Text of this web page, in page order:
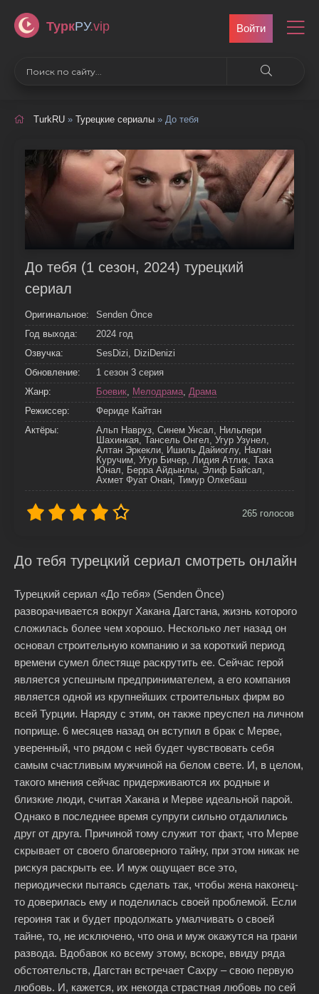
ТуркРУ.vip Войти
TurkRU » Турецкие сериалы » До тебя
До тебя (1 сезон, 2024) турецкий
сериал
Оригинальное:
Senden Önce
Год выхода:
2024 год
Озвучка:
SesDizi, DiziDenizi
Обновление:
1 сезон 3 серия
Жанр:
Боевик, Мелодрама, Драма
Режиссер:
Фериде Кайтан
Актёры:
Альп Навруз, Синем Унсал, Нильпери
Шахинкая, Тансель Онгел, Угур Узунел,
Алтан Эркекли, Ишиль Дайиоглу, Налан
Куручим, Угур Бичер, Лидия Атлик, Таха
Юнал, Берра Айдынлы, Элиф Байсал,
Ахмет Фуат Онан, Тимур Олкебаш
265 голосов
До тебя турецкий сериал смотреть онлайн
Турецкий сериал «До тебя» (Senden Önce)
разворачивается вокруг Хакана Дагстана, жизнь которого
сложилась более чем хорошо. Несколько лет назад он
основал строительную компанию и за короткий период
времени сумел блестяще раскрутить ее. Сейчас герой
является успешным предпринимателем, а его компания
является одной из крупнейших строительных фирм во
всей Турции. Наряду с этим, он также преуспел на личном
поприще. 6 месяцев назад он вступил в брак с Мерве,
уверенный, что рядом с ней будет чувствовать себя
самым счастливым мужчиной на белом свете. И, в целом,
такого мнения сейчас придерживаются их родные и
близкие люди, считая Хакана и Мерве идеальной парой.
Однако в последнее время супруги сильно отдалились
друг от друга. Причиной тому служит тот факт, что Мерве
скрывает от своего благоверного тайну, при этом никак не
рискуя раскрыть ее. И муж ощущает все это,
периодически пытаясь сделать так, чтобы жена наконец-
то доверилась ему и поделилась своей проблемой. Если
героиня так и будет продолжать умалчивать о своей
тайне, то, не исключено, что она и муж окажутся на грани
развода. Вдобавок ко всему этому, вскоре, ввиду ряда
обстоятельств, Дагстан встречает Сахру – свою первую
любовь. И, кажется, их некогда страстная любовь по сей